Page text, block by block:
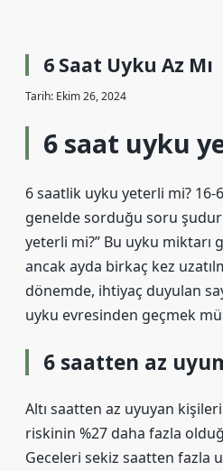
6 Saat Uyku Az Mı
Tarih: Ekim 26, 2024
6 saat uyku
6 saatlik uyku yeterli mi?
genelde sorduğu soru
yeterli mi?” Bu uyku miktarı
ancak ayda birkaç kez
dönemde, ihtiyaç duyulan
uyku evresinden geçmek
6 saatten az
Altı saatten az uyuyan
riskinin %27 daha fazla
Geceleri sekiz saatten fazla